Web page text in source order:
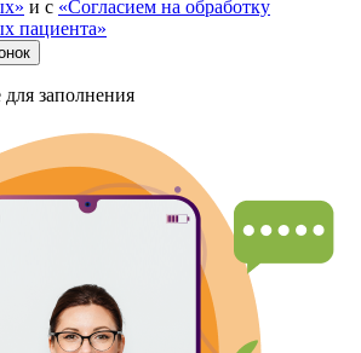
и с «Согласием на обработку
пациента»
заполнения